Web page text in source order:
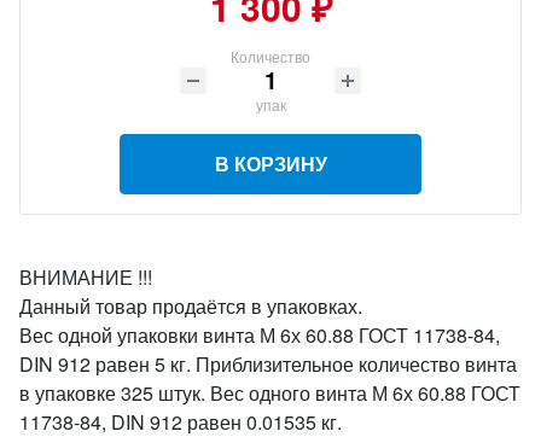
Количество
упак
В КОРЗИНУ
ВНИМАНИЕ !!!
Данный товар продаётся в упаковках.
Вес одной упаковки винта М 6х 60.88 ГОСТ 11738-84,
DIN 912 равен 5 кг. Приблизительное количество винта
в упаковке 325 штук. Вес одного винта М 6х 60.88 ГОСТ
11738-84, DIN 912 равен 0.01535 кг.